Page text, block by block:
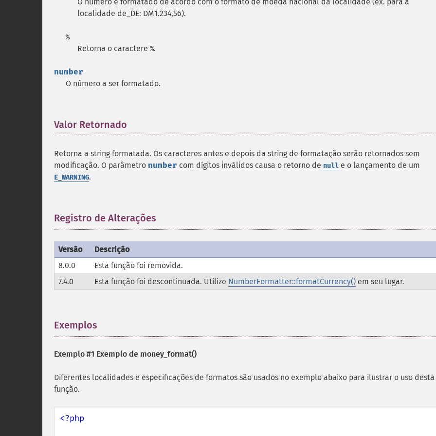
localidade de_DE: DM1.234,56).
%
Retorna o caractere %.
number
O número a ser formatado.
Valor Retornado
Retorna a string formatada. Os caracteres antes e depois da string de formatação serão retornados sem
modificação. O parâmetro number com dígitos inválidos causa o retorno de null e o lançamento de um
E_WARNING.
Registro de Alterações
Versão
Descrição
8.0.0
Esta função foi removida.
7.4.0
Esta função foi descontinuada. Utilize NumberFormatter::formatCurrency() em seu lugar.
Exemplos
Exemplo #1 Exemplo de money_format()
Diferentes localidades e especificações de formatos são usados no exemplo abaixo para ilustrar o uso desta
função.
<?php